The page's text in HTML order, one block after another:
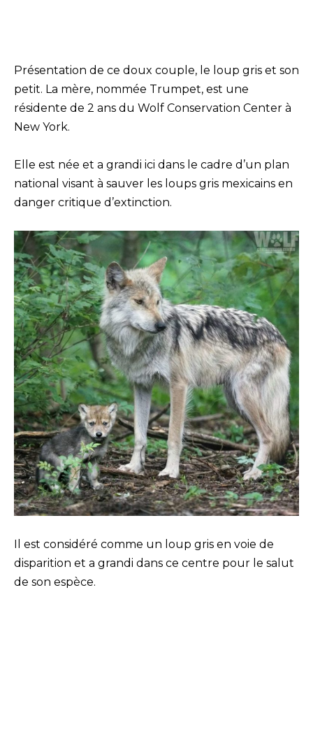
Présentation de ce doux couple, le loup gris et son
petit. La mère, nommée Trumpet, est une
résidente de 2 ans du Wolf Conservation Center à
New York.
Elle est née et a grandi ici dans le cadre d’un plan
national visant à sauver les loups gris mexicains en
danger critique d’extinction.
Il est considéré comme un loup gris en voie de
disparition et a grandi dans ce centre pour le salut
de son espèce.